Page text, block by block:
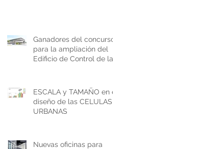
Ganadores del concurso
para la ampliación del
Edificio de Control de la
ESCALA y TAMAÑO en el
diseño de las CELULAS
URBANAS
Nuevas oficinas para